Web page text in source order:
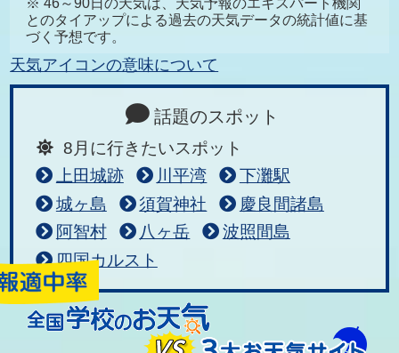
とのタイアップによる過去の天気データの統計値に基
づく予想です。
天気アイコンの意味について
話題のスポット
8月に行きたいスポット
上田城跡
川平湾
下灘駅
城ヶ島
須賀神社
慶良間諸島
阿智村
八ヶ岳
波照間島
四国カルスト